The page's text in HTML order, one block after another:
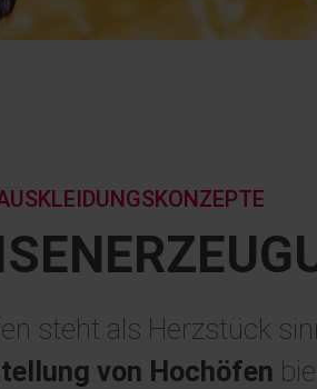
steht als Herzstück
von Hochöfen